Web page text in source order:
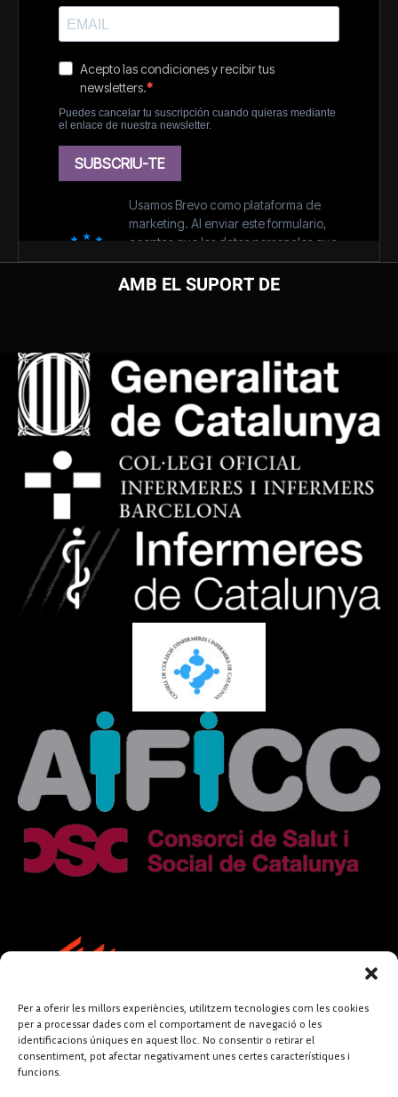
Per a oferir les millors experiències, utilitzem tecnologies com les cookies
per a processar dades com el comportament de navegació o les
identificacions úniques en aquest lloc. No consentir o retirar el
consentiment, pot afectar negativament unes certes característiques i
funcions.
AMB EL SUPORT DE